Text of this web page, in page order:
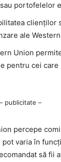
portofelelor
clienților
ale
Union
pentru cei
– publicitate –
percepe
varia în
să fii